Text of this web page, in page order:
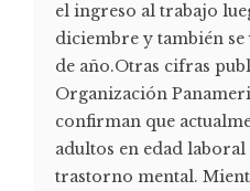
el ingreso al trabajo
diciembre y también se
de año.Otras cifras
Organización
confirman que
adultos en edad
trastorno mental.